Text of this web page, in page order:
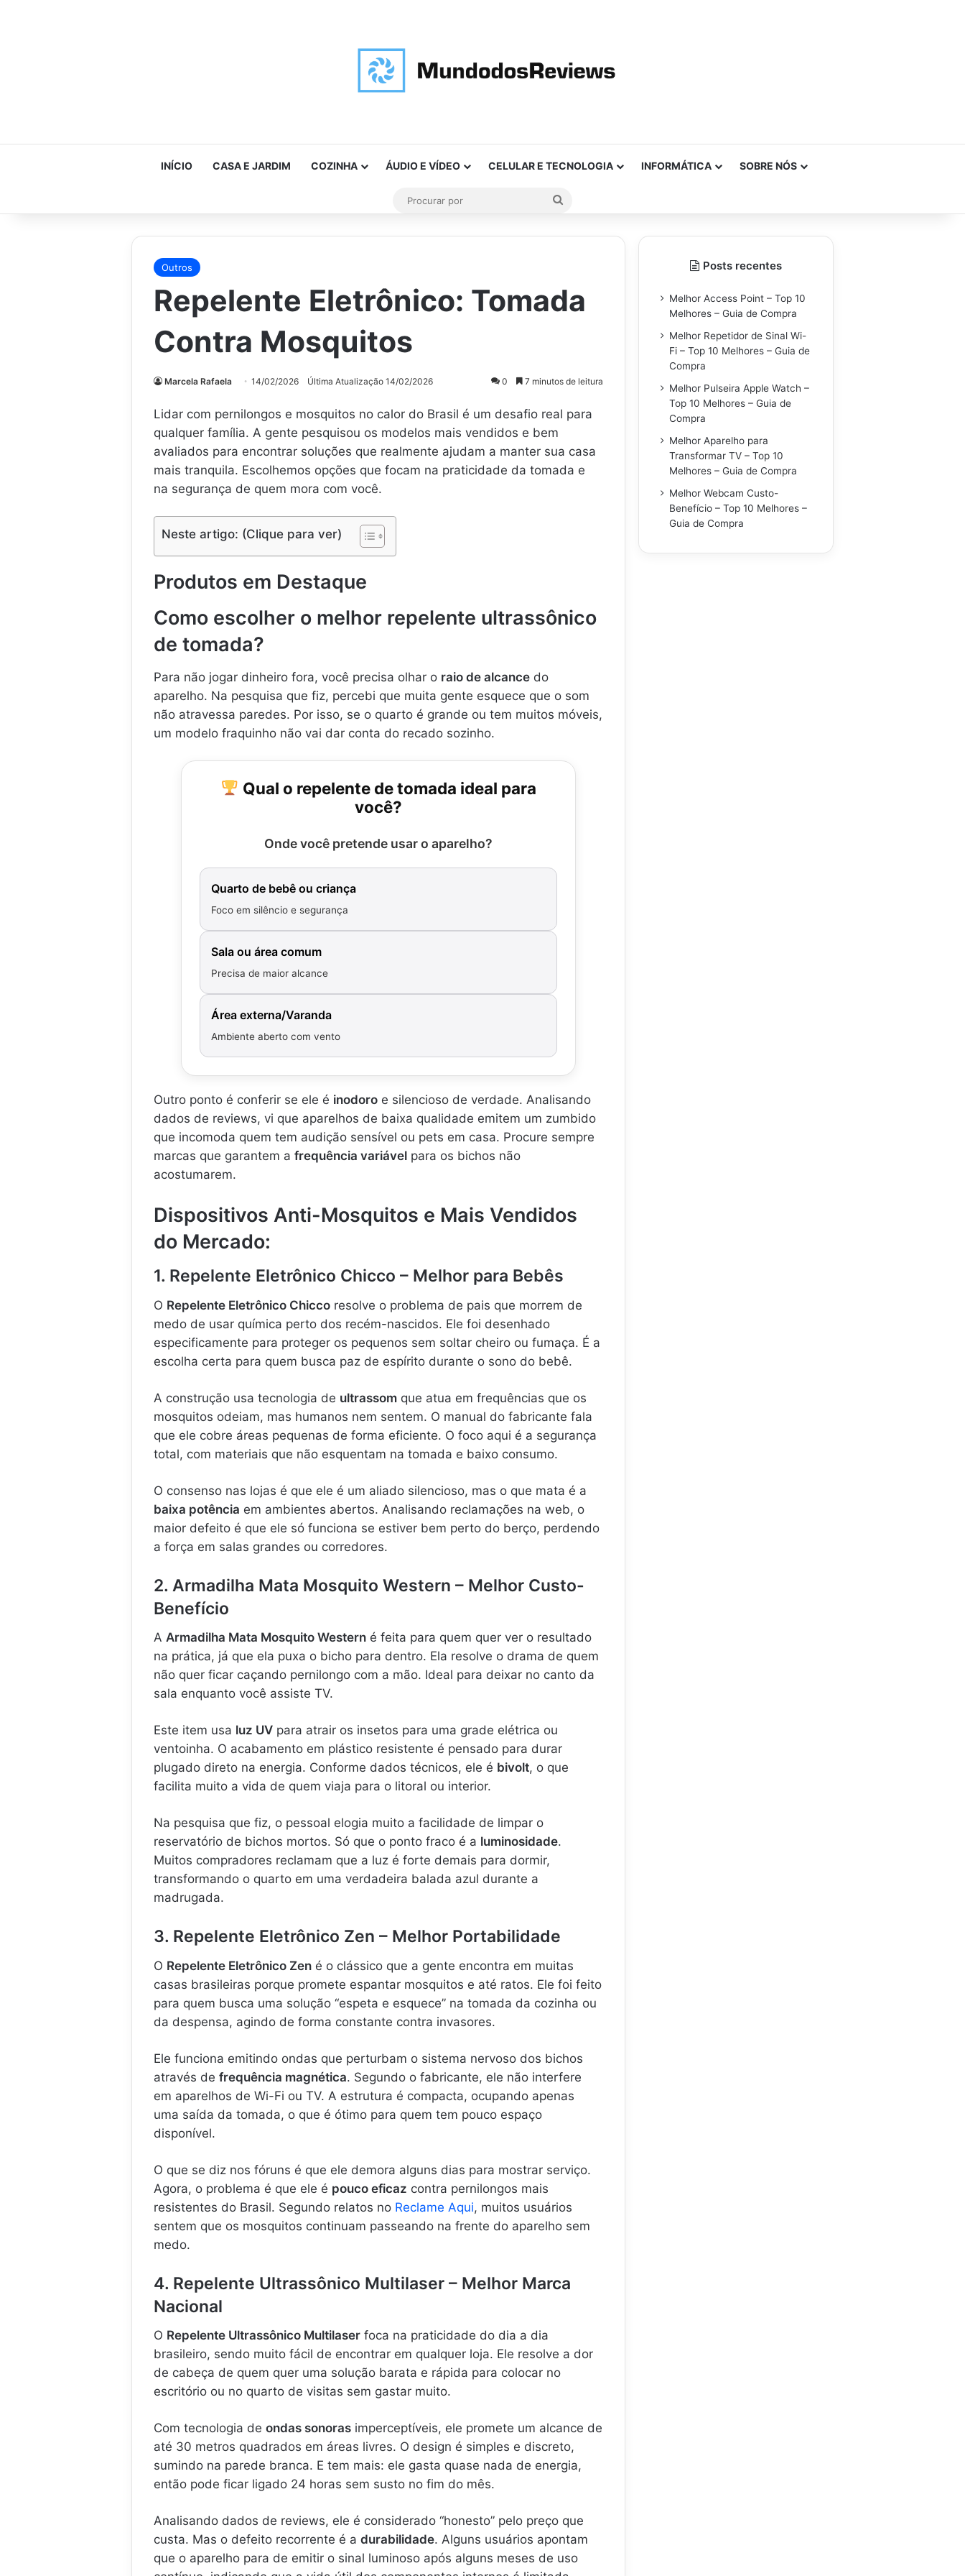
INÍCIO CASA E JARDIM COZINHA ÁUDIO E VÍDEO CELULAR E TECNOLOGIA INFORMÁTICA SOBRE NÓS
Outros
Repelente Eletrônico: Tomada
Contra Mosquitos
Marcela Rafaela 14/02/2026 Última Atualização 14/02/2026 0 7 minutos de leitura
Lidar com pernilongos e mosquitos no calor do Brasil é um desafio real para
qualquer família. A gente pesquisou os modelos mais vendidos e bem
avaliados para encontrar soluções que realmente ajudam a manter sua casa
mais tranquila. Escolhemos opções que focam na praticidade da tomada e
na segurança de quem mora com você.
Neste artigo: (Clique para ver)
Produtos em Destaque
Como escolher o melhor repelente ultrassônico
de tomada?
Para não jogar dinheiro fora, você precisa olhar o raio de alcance do
aparelho. Na pesquisa que fiz, percebi que muita gente esquece que o som
não atravessa paredes. Por isso, se o quarto é grande ou tem muitos móveis,
um modelo fraquinho não vai dar conta do recado sozinho.
Qual o repelente de tomada ideal para
você?
Onde você pretende usar o aparelho?
Quarto de bebê ou criança
Foco em silêncio e segurança
Sala ou área comum
Precisa de maior alcance
Área externa/Varanda
Ambiente aberto com vento
Outro ponto é conferir se ele é inodoro e silencioso de verdade. Analisando
dados de reviews, vi que aparelhos de baixa qualidade emitem um zumbido
que incomoda quem tem audição sensível ou pets em casa. Procure sempre
marcas que garantem a frequência variável para os bichos não
acostumarem.
Dispositivos Anti-Mosquitos e Mais Vendidos
do Mercado:
1. Repelente Eletrônico Chicco – Melhor para Bebês
O Repelente Eletrônico Chicco resolve o problema de pais que morrem de
medo de usar química perto dos recém-nascidos. Ele foi desenhado
especificamente para proteger os pequenos sem soltar cheiro ou fumaça. É a
escolha certa para quem busca paz de espírito durante o sono do bebê.
A construção usa tecnologia de ultrassom que atua em frequências que os
mosquitos odeiam, mas humanos nem sentem. O manual do fabricante fala
que ele cobre áreas pequenas de forma eficiente. O foco aqui é a segurança
total, com materiais que não esquentam na tomada e baixo consumo.
O consenso nas lojas é que ele é um aliado silencioso, mas o que mata é a
baixa potência em ambientes abertos. Analisando reclamações na web, o
maior defeito é que ele só funciona se estiver bem perto do berço, perdendo
a força em salas grandes ou corredores.
2. Armadilha Mata Mosquito Western – Melhor Custo-
Benefício
A Armadilha Mata Mosquito Western é feita para quem quer ver o resultado
na prática, já que ela puxa o bicho para dentro. Ela resolve o drama de quem
não quer ficar caçando pernilongo com a mão. Ideal para deixar no canto da
sala enquanto você assiste TV.
Este item usa luz UV para atrair os insetos para uma grade elétrica ou
ventoinha. O acabamento em plástico resistente é pensado para durar
plugado direto na energia. Conforme dados técnicos, ele é bivolt, o que
facilita muito a vida de quem viaja para o litoral ou interior.
Na pesquisa que fiz, o pessoal elogia muito a facilidade de limpar o
reservatório de bichos mortos. Só que o ponto fraco é a luminosidade.
Muitos compradores reclamam que a luz é forte demais para dormir,
transformando o quarto em uma verdadeira balada azul durante a
madrugada.
3. Repelente Eletrônico Zen – Melhor Portabilidade
O Repelente Eletrônico Zen é o clássico que a gente encontra em muitas
casas brasileiras porque promete espantar mosquitos e até ratos. Ele foi feito
para quem busca uma solução “espeta e esquece” na tomada da cozinha ou
da despensa, agindo de forma constante contra invasores.
Ele funciona emitindo ondas que perturbam o sistema nervoso dos bichos
através de frequência magnética. Segundo o fabricante, ele não interfere
em aparelhos de Wi-Fi ou TV. A estrutura é compacta, ocupando apenas
uma saída da tomada, o que é ótimo para quem tem pouco espaço
disponível.
O que se diz nos fóruns é que ele demora alguns dias para mostrar serviço.
Agora, o problema é que ele é pouco eficaz contra pernilongos mais
resistentes do Brasil. Segundo relatos no Reclame Aqui, muitos usuários
sentem que os mosquitos continuam passeando na frente do aparelho sem
medo.
4. Repelente Ultrassônico Multilaser – Melhor Marca
Nacional
O Repelente Ultrassônico Multilaser foca na praticidade do dia a dia
brasileiro, sendo muito fácil de encontrar em qualquer loja. Ele resolve a dor
de cabeça de quem quer uma solução barata e rápida para colocar no
escritório ou no quarto de visitas sem gastar muito.
Com tecnologia de ondas sonoras imperceptíveis, ele promete um alcance de
até 30 metros quadrados em áreas livres. O design é simples e discreto,
sumindo na parede branca. E tem mais: ele gasta quase nada de energia,
então pode ficar ligado 24 horas sem susto no fim do mês.
Analisando dados de reviews, ele é considerado “honesto” pelo preço que
custa. Mas o defeito recorrente é a durabilidade. Alguns usuários apontam
que o aparelho para de emitir o sinal luminoso após alguns meses de uso
Posts recentes
Melhor Access Point – Top 10
Melhores – Guia de Compra
Melhor Repetidor de Sinal Wi-
Fi – Top 10 Melhores – Guia de
Compra
Melhor Pulseira Apple Watch –
Top 10 Melhores – Guia de
Compra
Melhor Aparelho para
Transformar TV – Top 10
Melhores – Guia de Compra
Melhor Webcam Custo-
Benefício – Top 10 Melhores –
Guia de Compra